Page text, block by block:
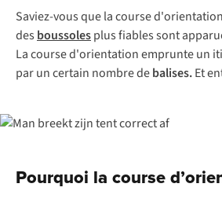
Saviez-vous que la course
des boussolesplus fiables sont
La course d'orientation emprunte un
par un certain nombre debalises.Et
Pourquoi la course